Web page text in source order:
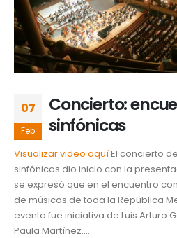
07
Feb
Concierto:
sinfónicas
Visualizar video aquíEl concierto
sinfónicas dio inicio con la
se expresó que en el encuentro
de músicos de toda la República
evento fue iniciativa de Luis Arturo
Paula Martínez....